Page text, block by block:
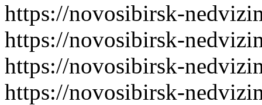
https://novosibirsk-
https://novosibirsk-
https://novosibirsk-
https://novosibirsk-